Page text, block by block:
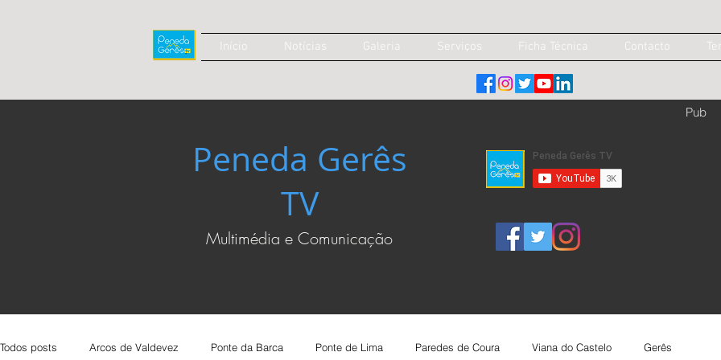
Início Notícias Galeria Serviços Ficha Técnica Contacto
Peneda Gerês
TV
Multimédia e Comunicação
Pub
Todos posts Arcos de Valdevez Ponte da Barca Ponte de Lima Paredes de Coura Viana do Castelo Gerês